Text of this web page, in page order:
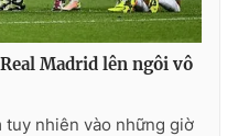
Madrid lên ngôi vô
tuy nhiên vào những giờ